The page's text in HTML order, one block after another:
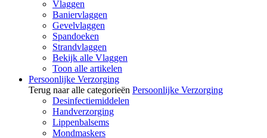
Vlaggen
Baniervlaggen
Gevelvlaggen
Spandoeken
Strandvlaggen
Bekijk alle Vlaggen
Toon alle artikelen
Persoonlijke Verzorging
Terug naar alle categorieën Persoonlijke Verzorging
Desinfectiemiddelen
Handverzorging
Lippenbalsems
Mondmaskers